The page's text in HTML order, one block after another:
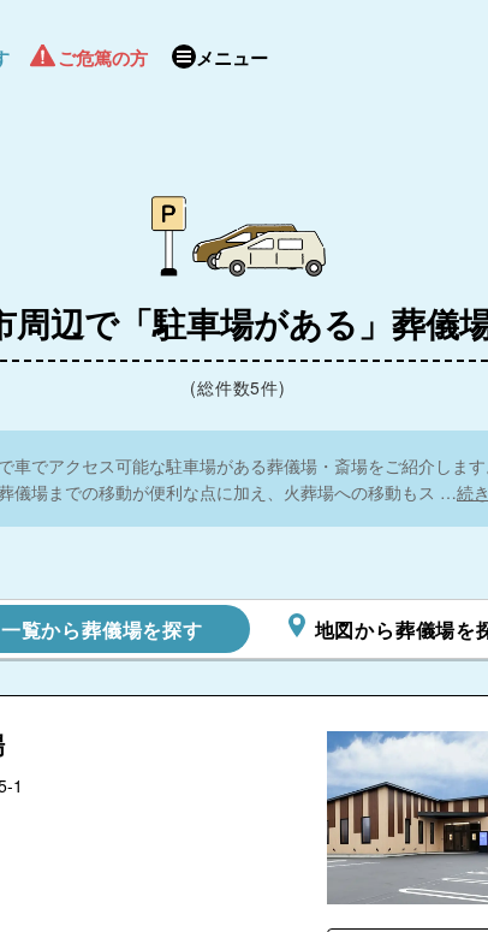
ご危篤の方 メニュー
周辺で「駐車場がある」葬儀
(総件数5件)
車でアクセス可能な駐車場がある葬儀場・斎場をご紹介しま
儀場までの移動が便利な点に加え、火葬場への移動もス …続
一覧から葬儀場を探す 地図から葬儀場を
1
岐阜葬祭 家族葬のフ
ァミラル岐阜岩地
岐阜葬祭 岐南斎場
斎場
斎場
クセル 木